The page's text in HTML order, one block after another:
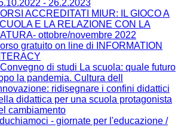
- 26.2.2023
ACCREDITATI MIUR: IL GIOCO A
E LA RELAZIONE CON LA
ottobre/novembre 2022
gratuito on line di INFORMATION
Convegno di studi La scuola: quale futuro
la pandemia. Cultura dell
ridisegnare i confini didattici
didattica per una scuola protagonista
cambiamento
- giornate per l'educazione /